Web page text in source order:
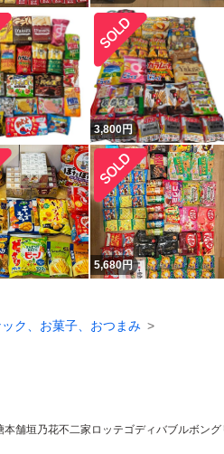
3,800円
5,680円
ク、お菓子、おつまみ
本舗垣乃花不二家 ロッテゴディバブルボング